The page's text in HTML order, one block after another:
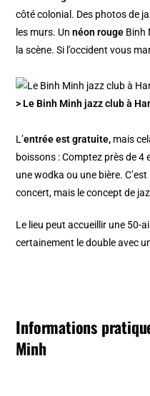
côté colonial. Des photos de
les murs. Unnéon rouge Binh
la scène. Si l’occident vous
> Le Binh Minh jazz club à
L’entrée est gratuite, mais
boissons : Comptez près de
une wodka ou une bière.
concert, mais le concept de
Le lieu peut accueillir une 50-
certainement le double avec
Informations
Minh